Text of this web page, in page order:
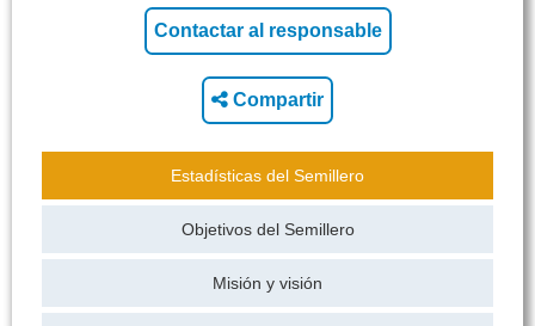
Compartir
Estadísticas del Semillero
Objetivos del Semillero
Misión y visión